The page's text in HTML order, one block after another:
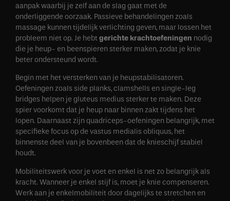
aanpak waarbij je zelf aan de slag gaat met de
onderliggende oorzaak. Passieve behandelingen zoals
massage kunnen tijdelijk verlichting geven, maar lossen het
probleem niet op. Je hebtgerichte krachtoefeningen nodig
die je heup- en beenspieren sterker maken, zodat je knie
beter ondersteund wordt.
Begin met het versterken van je heupstabilisatoren.
Oefeningen zoals side planks, clamshells en single-leg
bridges helpen je gluteus medius sterker te maken. Deze
spier voorkomt dat je heup naar binnen zakt tijdens het
lopen. Daarnaast zijn quadriceps-oefeningen belangrijk, met
specifieke focus op de vastus medialis obliquus, het
binnenste deel van je bovenbeen dat de knieschijf stabiel
houdt.
Mobiliteitswerk voor je voet en enkel is net zo belangrijk als
kracht. Wanneer je enkel stijf is, moet je knie compenseren.
Werk aan je enkelmobiliteit door dagelijks te stretchen en